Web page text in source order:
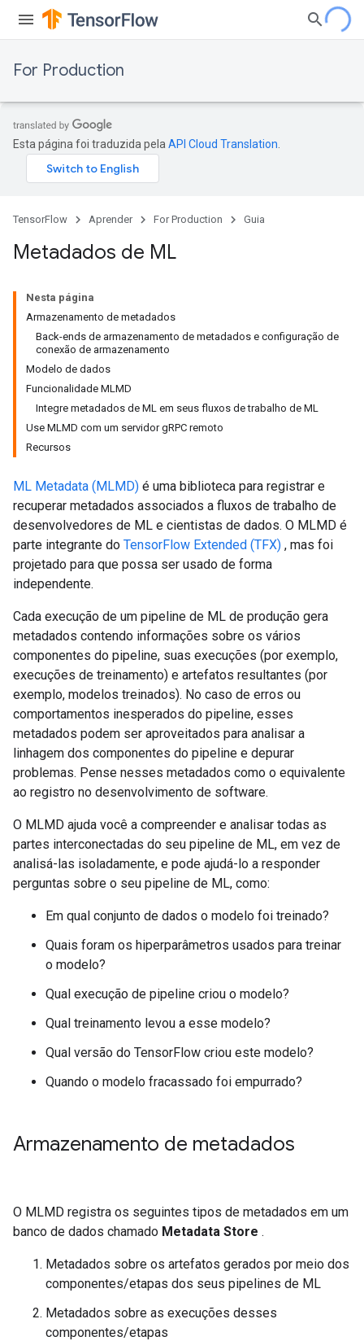
For Production
Esta página foi traduzida pela API Cloud Translation
TensorFlow Aprender For Production Guia
Metadados de ML
Nesta página
Armazenamento de metadados
Back-ends de armazenamento de metadados e configuração de
conexão de armazenamento
Modelo de dados
Funcionalidade MLMD
Integre metadados de ML em seus fluxos de trabalho de ML
Use MLMD com um servidor gRPC remoto
Recursos
ML Metadata (MLMD) é uma biblioteca para registrar e
recuperar metadados associados a fluxos de trabalho de
desenvolvedores de ML e cientistas de dados. O MLMD é
parte integrante do TensorFlow Extended (TFX) , mas foi
projetado para que possa ser usado de forma
independente.
Cada execução de um pipeline de ML de produção gera
metadados contendo informações sobre os vários
componentes do pipeline, suas execuções (por exemplo,
execuções de treinamento) e artefatos resultantes (por
exemplo, modelos treinados). No caso de erros ou
comportamentos inesperados do pipeline, esses
metadados podem ser aproveitados para analisar a
linhagem dos componentes do pipeline e depurar
problemas. Pense nesses metadados como o equivalente
ao registro no desenvolvimento de software.
O MLMD ajuda você a compreender e analisar todas as
partes interconectadas do seu pipeline de ML, em vez de
analisá-las isoladamente, e pode ajudá-lo a responder
perguntas sobre o seu pipeline de ML, como:
Em qual conjunto de dados o modelo foi treinado?
Quais foram os hiperparâmetros usados ​​para treinar
o modelo?
Qual execução de pipeline criou o modelo?
Qual treinamento levou a esse modelo?
Qual versão do TensorFlow criou este modelo?
Quando o modelo fracassado foi empurrado?
Armazenamento de metadados
O MLMD registra os seguintes tipos de metadados em um
banco de dados chamado Metadata Store .
Metadados sobre os artefatos gerados por meio dos
componentes/etapas dos seus pipelines de ML
Metadados sobre as execuções desses
componentes/etapas